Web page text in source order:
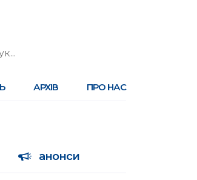
АРХІВ ПРО НАС
анонси